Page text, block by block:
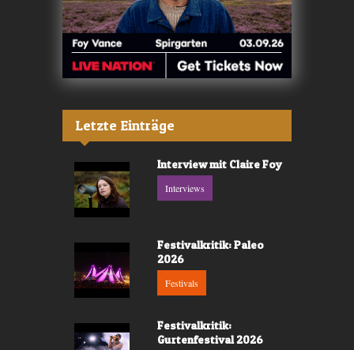
Letzte Einträge
Interview mit Claire Foy
Interviews
Festivalkritik: Paleo
2026
Festivals
Festivalkritik:
Gurtenfestival 2026